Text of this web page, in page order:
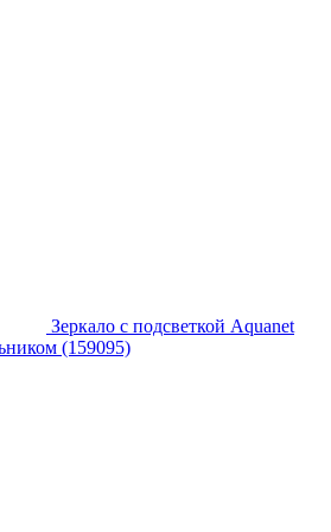
Зеркало с подсветкой Aquanet
(159095)